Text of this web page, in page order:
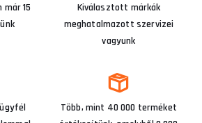
15
Kiválasztott márkák
meghatalmazott szervizei
vagyunk
Több, mint 40 000 terméket